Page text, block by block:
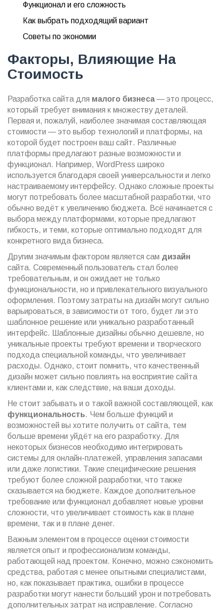
Функционал и его сложность
Как выбрать подходящий вариант
Советы по экономии
Факторы, Влияющие На
Стоимость
Разработка сайта для малого бизнеса— это процесс,
который требует внимания к множеству деталей.
Первая и, пожалуй, наиболее значимая составляющая
стоимости — это выбор технологий и платформы, на
которой будет построен ваш сайт. Различные
платформы предлагают разные возможности и
функционал. Например, WordPress широко
используется благодаря своей универсальности и легко
настраиваемому интерфейсу. Однако сложные проекты
могут потребовать более масштабной разработки, что
обычно ведёт к увеличению бюджета. Всё начинается с
выбора между платформами, которые предлагают
гибкость, и теми, которые оптимально подходят для
конкретного вида бизнеса.
Другим значимым фактором является сам дизайн
сайта. Современный пользователь стал более
требовательным, и он ожидает не только
функциональности, но и привлекательного визуального
оформления. Поэтому затраты на дизайн могут сильно
варьироваться, в зависимости от того, будет ли это
шаблонное решение или уникально разработанный
интерфейс. Шаблонные дизайны обычно дешевле, но
уникальные проекты требуют времени и творческого
подхода специальной команды, что увеличивает
расходы. Однако, стоит помнить, что качественный
дизайн может сильно повлиять на восприятие сайта
клиентами и, как следствие, на ваши доходы.
Не стоит забывать и о такой важной составляющей, как
функциональность. Чем больше функций и
возможностей вы хотите получить от сайта, тем
больше времени уйдёт на его разработку. Для
некоторых бизнесов необходимо интегрировать
системы для онлайн-платежей, управления запасами
или даже логистики. Такие специфические решения
требуют более сложной разработки, что также
сказывается на бюджете. Каждое дополнительное
требование или функционал добавляет новые уровни
сложности, что увеличивает стоимость как в плане
времени, так и в плане денег.
Важным элементом в процессе оценки стоимости
является опыт и профессионализм команды,
работающей над проектом. Конечно, можно сэкономить
средства, работая с менее опытными специалистами,
но, как показывает практика, ошибки в процессе
разработки могут нанести больший урон и потребовать
дополнительных затрат на исправление. Согласно